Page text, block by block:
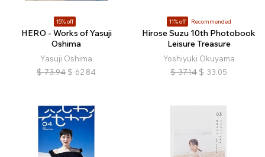
15% off
HERO - Works of Yasuji
Oshima
Yasuji Oshima
$ 73.94 $ 62.84
11% off Recommended
Hirose Suzu 10th Photobook
Leisure Treasure
Yoshiyuki Okuyama
$ 37.14 $ 33.05